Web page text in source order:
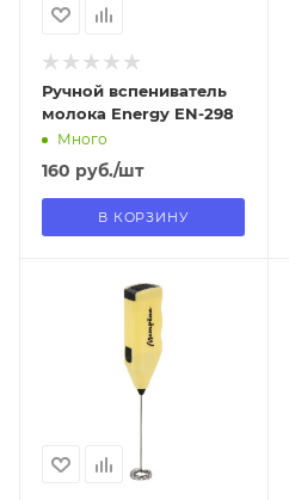
Ручной вспениватель
молока Energy EN-298
Много
160 руб./шт
В КОРЗИНУ
В наличии в пункте
самовывоза